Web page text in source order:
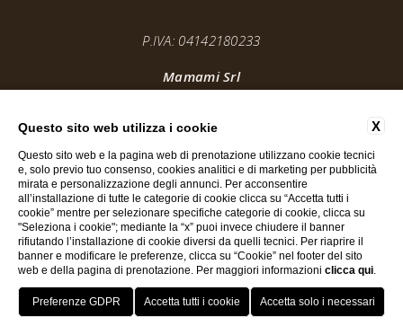
Mamami Srl
P.IVA: 04142180233
VOUCHER PRENOTA CONTATTACI
X
Questo sito web utilizza i cookie
Questo sito web e la pagina web di prenotazione utilizzano cookie tecnici
e, solo previo tuo consenso, cookies analitici e di marketing per pubblicità
mirata e personalizzazione degli annunci. Per acconsentire
all’installazione di tutte le categorie di cookie clicca su “Accetta tutti i
cookie” mentre per selezionare specifiche categorie di cookie, clicca su
"Seleziona i cookie"; mediante la “x” puoi invece chiudere il banner
rifiutando l’installazione di cookie diversi da quelli tecnici. Per riaprire il
banner e modificare le preferenze, clicca su “Cookie” nel footer del sito
web e della pagina di prenotazione. Per maggiori informazioni clicca qui.